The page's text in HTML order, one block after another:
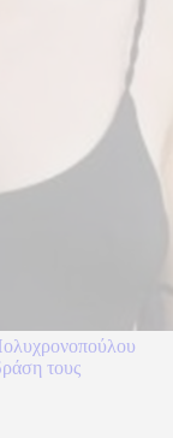
τους